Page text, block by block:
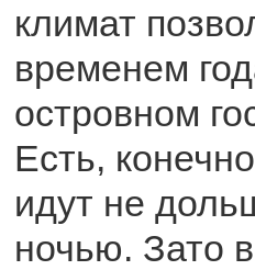
климат
временем
островном
Есть,
идут не
ночью. Зато